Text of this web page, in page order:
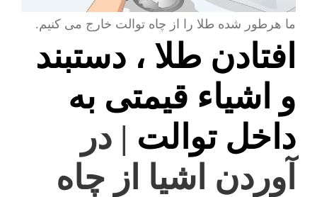
ما هرطور شده طلا را از چاه توالت خارج می کنیم.
افتادن طلا ، دستبند
و اشیاء قیمتی به
داخل توالت | در
آوردن اشیا از چاه